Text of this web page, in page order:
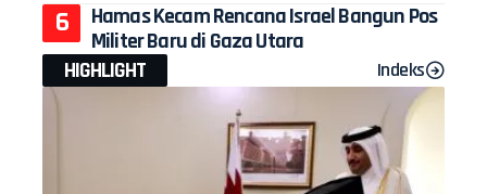
Hamas Kecam Rencana Israel Bangun Pos
Militer Baru di Gaza Utara
HIGHLIGHT
Indeks